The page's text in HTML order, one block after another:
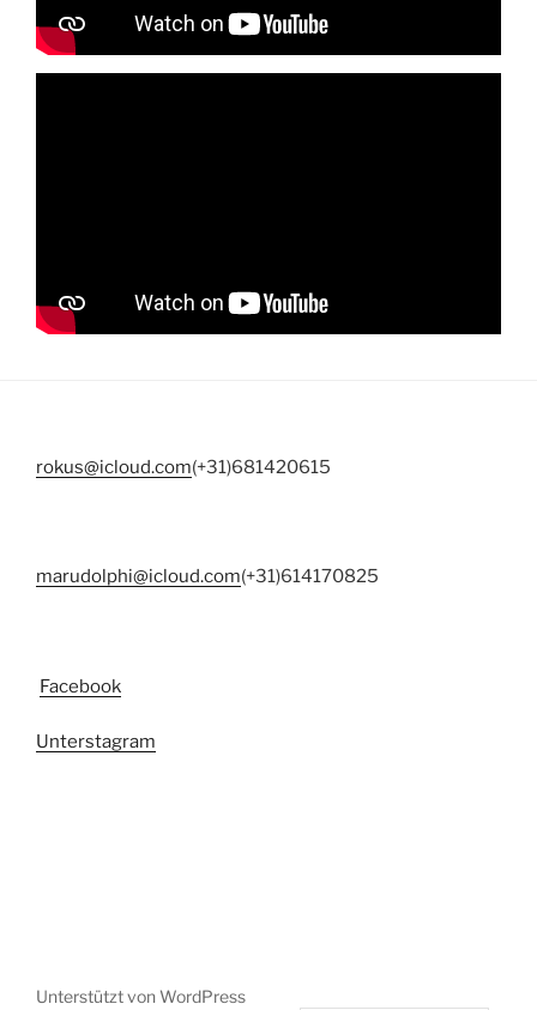
rokus@icloud.com(+31)681420615
marudolphi@icloud.com(+31)614170825
Facebook
Unterstagram
Unterstützt von WordPress